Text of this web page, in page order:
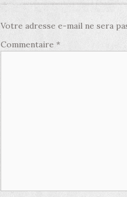
Votre adresse e-mail ne sera
Commentaire *